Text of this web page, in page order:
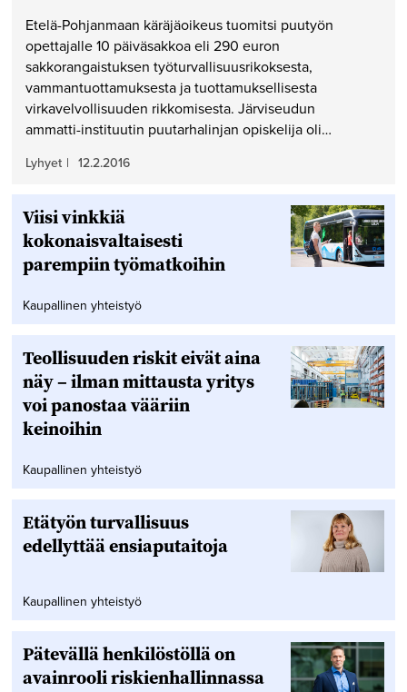
Etelä-Pohjanmaan käräjäoikeus tuomitsi puutyön
opettajalle 10 päiväsakkoa eli 290 euron
sakkorangaistuksen työturvallisuusrikoksesta,
vammantuottamuksesta ja tuottamuksellisesta
virkavelvollisuuden rikkomisesta. Järviseudun
ammatti-instituutin puutarhalinjan opiskelija oli…
Lyhyet | 12.2.2016
Viisi vinkkiä
kokonaisvaltaisesti
parempiin työmatkoihin
Kaupallinen yhteistyö
Teollisuuden riskit eivät aina
näy – ilman mittausta yritys
voi panostaa vääriin
keinoihin
Kaupallinen yhteistyö
Etätyön turvallisuus
edellyttää ensiaputaitoja
Kaupallinen yhteistyö
Pätevällä henkilöstöllä on
avainrooli riskienhallinnassa